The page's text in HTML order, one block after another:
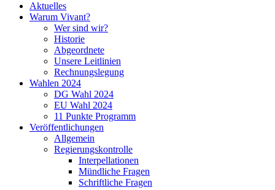
Aktuelles
Warum Vivant?
Wer sind wir?
Historie
Abgeordnete
Unsere Leitlinien
Rechnungslegung
Wahlen 2024
DG Wahl 2024
EU Wahl 2024
11 Punkte Programm
Veröffentlichungen
Allgemein
Regierungskontrolle
Interpellationen
Mündliche Fragen
Schriftliche Fragen